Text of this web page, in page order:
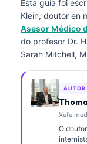
Esta guía foi
Klein, doutor en
Asesor Médico
do profesor Dr.
Sarah Mitchell,
AUTOR
Xefe
O